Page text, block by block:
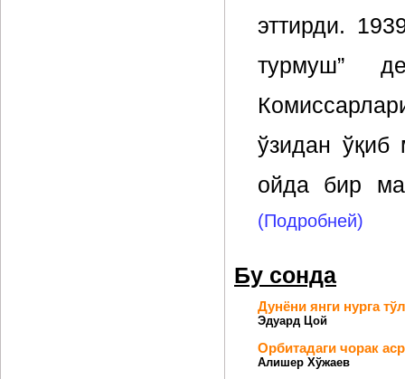
эттирди.
турмуш”
ўзидан ўқиб
ойда бир
(Подробней)
Бу сонда
Дунёни янги нурга
Эдуард Цой
Орбитадаги чорак
Алишер Хўжаев